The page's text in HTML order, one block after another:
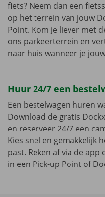
fiets? Neem dan een
op het terrein van jouw
Point. Kom je liever met
ons parkeerterrein en
naar huis wanneer je
Huur 24/7 een
Een bestelwagen huren
Download de gratis
en reserveer 24/7 een
Kies snel en gemakkelijk
past. Reken af via de
in een Pick-up Point of